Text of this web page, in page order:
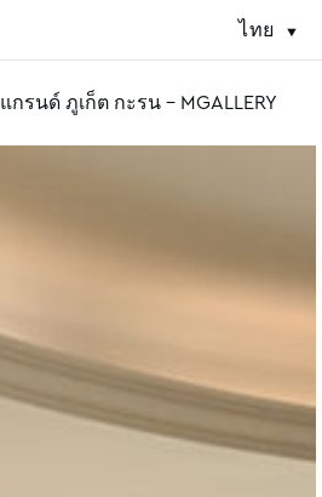
ไทย
กรนด์ ภูเก็ต กะรน - MGALLERY